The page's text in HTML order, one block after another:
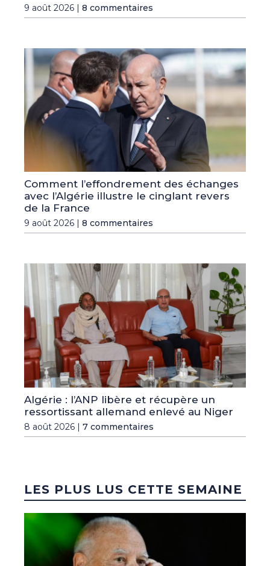
9 août 2026 | 8 commentaires
Comment l’effondrement des échanges
avec l’Algérie illustre le cinglant revers
de la France
9 août 2026 | 8 commentaires
Algérie : l’ANP libère et récupère un
ressortissant allemand enlevé au Niger
8 août 2026 | 7 commentaires
LES PLUS LUS CETTE SEMAINE